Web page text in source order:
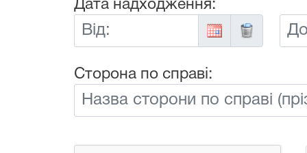
Дата надходження:
Від:
До:
Сторона по справі: